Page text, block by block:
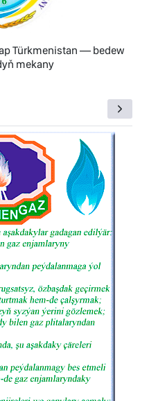
Türkmenistan — bedew
mekany